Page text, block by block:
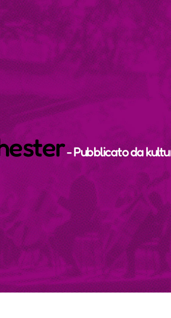
- Pubblicato da